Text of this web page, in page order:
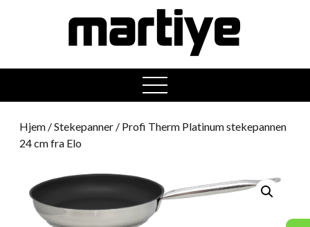
open
menu
Hjem /Stekepanner / Profi Therm Platinum stekepannen
24 cm fra Elo